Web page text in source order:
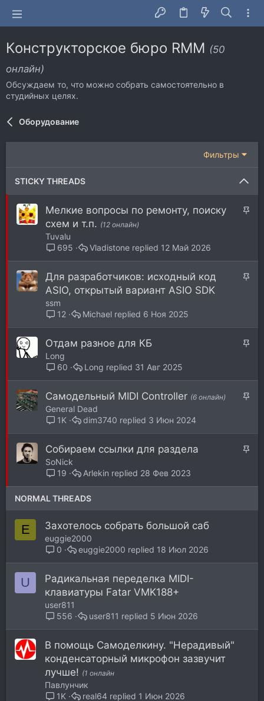
Конструкторское бюро RMM (50
онлайн)
Обсуждаем то, что можно собрать самостоятельно в
студийных целях.
Оборудование
Фильтры
STICKY THREADS
З
е
п
Мелкие вопросы по ремонту, поиску
схем и т.п. (12 онлайн)
Tuvalu
695
12 Май 2026
Vladistone
З
е
п
Для разработчиков: исходный код
ASIO, открытый вариант ASIO SDK
ssm
12
6 Ноя 2025
Michael
З
р
е
о
Отдам разное для КБ
Long
60
31 Авг 2025
Long
З
р
е
Самодельный MIDI Controller (6 онлайн)
General Dead
1K
3 Июн 2024
dim3740
З
р
п
Собираем ссылки для раздела
SoNick
19
28 Фев 2023
Arlekin
NORMAL THREADS
E Захотелось собрать большой саб
euggie2000
0
18 Июл 2026
euggie2000
U
Радикальная переделка MIDI-
клавиатуры Fatar VMK188+
user811
556
5 Июн 2026
user811
В помощь Самоделкину. "Нерадивый"
конденсаторный микрофон зазвучит
лучше! (1 онлайн
Павлунчик
1K
1 Июн 2026
real64